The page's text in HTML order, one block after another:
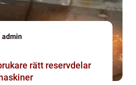
admin
rätt reservdelar